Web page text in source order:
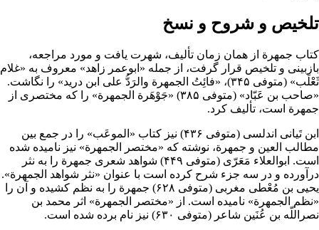
تلخیص و شروح و نسخ
کتاب جمهرة از همان زمان تألیف، شهرت یافت و مورد مراجعه،
بازبینی و تلخیص قرار گرفت، از جمله «ابوعمر زاهد» معروف به «غلام
ثَعْلَب» (متوفی ۳۴۵)، «فائِتُ الجمهرة والرَدُّ علی ابن درید» را نگاشت.
«صاحب بن عَبّاد
» (متوفی ۳۸۵) «جَوْهَرة الجمهرة» را که مختصری از
جمهرة است، تألیف کرد.
ابن تَیانی اندلسی (متوفی ۴۳۶) نیز کتاب «الموعَب» را در جمع بین
مطالب العین و جمهرة، نوشته که «مختصر الجمهرة» نیز نامیده شده
است. ابوالعلاء مَعَرّی (متوفی ۴۴۹) شواهد شعری جمهرة را به نثر
درآورده و در سه جزء شرح کرده است با عنوان «نثر شواهد الجمهرة».
یحیی بن مُعْطی مغربی (متوفی ۶۲۸) جمهرة را به نظم کشیده و آن را
«نظم الجمهرة» نامیده است. از «مختصر الجمهرة» اثر محمد بن
نصراللّه بن عُنَین شاعر (متوفی ۶۳۰) نیز نام برده شده است.